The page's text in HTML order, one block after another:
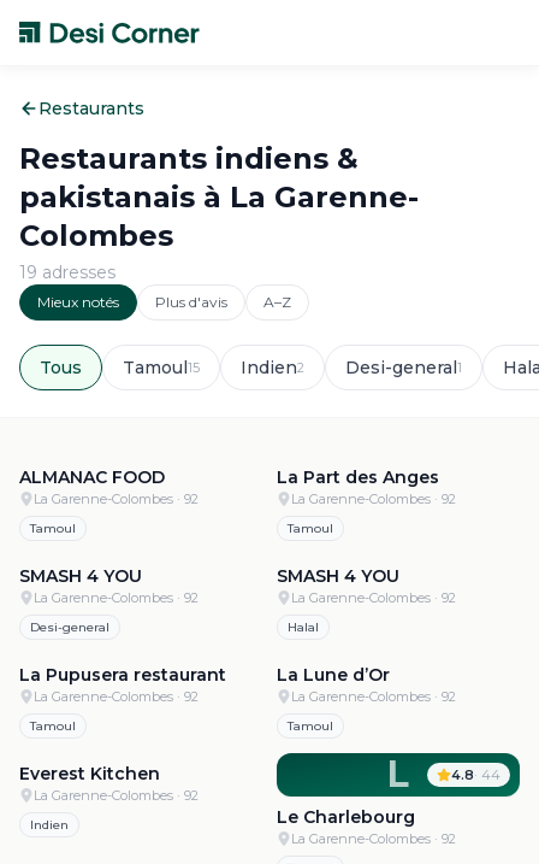
Restaurants
Restaurants indiens &
pakistanais à La Garenne-
Colombes
19 adresses
Mieux notés Plus d'avis A–Z
Tous Tamoul15 Indien2 Desi-general1
ALMANAC FOOD
La Garenne-Colombes · 92
Tamoul
La Part des Anges
La Garenne-Colombes · 92
Tamoul
SMASH 4 YOU
La Garenne-Colombes · 92
Desi-general
SMASH 4 YOU
La Garenne-Colombes · 92
Halal
La Pupusera restaurant
La Garenne-Colombes · 92
Tamoul
La Lune d’Or
La Garenne-Colombes · 92
Tamoul
Everest Kitchen
La Garenne-Colombes · 92
Indien
L 4.8· 44
Le Charlebourg
La Garenne-Colombes · 92